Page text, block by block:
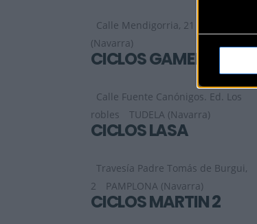
Calle Mendigorria, 21
(Navarra)
CICLOS GAMEN
Calle Fuente Canónigos. Ed. Los
robles
TUDELA (Navarra)
CICLOS LASA
Travesía Padre Tomás de Burgui,
2
PAMPLONA (Navarra)
CICLOS MARTIN 2